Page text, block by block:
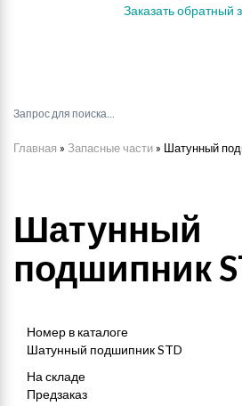
Заказать обратный
Главная » Запасные части » Шатунный
Шатунный
подшипник
Номер в каталоге
Шатунный подшипник STD
На складе
Предзаказ